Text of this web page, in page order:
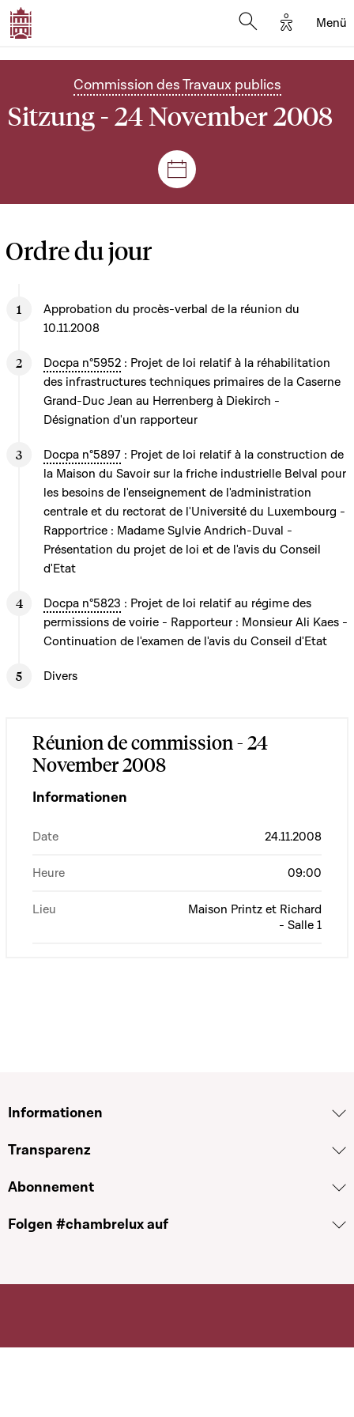
Options
Menü
Commission des Travaux publics
Sitzung - 24 November 2008
Plenar- und
Ordre du jour
Approbation du procès-verbal de la réunion du
10.11.2008
Docpa n°5952 : Projet de loi relatif à la réhabilitation
des infrastructures techniques primaires de la Caserne
Grand-Duc Jean au Herrenberg à Diekirch -
Désignation d'un rapporteur
Docpa n°5897 : Projet de loi relatif à la construction de
la Maison du Savoir sur la friche industrielle Belval pour
les besoins de l'enseignement de l'administration
centrale et du rectorat de l'Université du Luxembourg -
Rapportrice : Madame Sylvie Andrich-Duval -
Présentation du projet de loi et de l'avis du Conseil
d'Etat
Docpa n°5823 : Projet de loi relatif au régime des
permissions de voirie - Rapporteur : Monsieur Ali Kaes -
Continuation de l'examen de l'avis du Conseil d'Etat
Divers
Réunion de commission - 24
November 2008
Informationen
Date 24.11.2008
Heure 09:00
Lieu
Maison Printz et Richard
- Salle 1
Informationen
Transparenz
Abonnement
Folgen #chambrelux auf